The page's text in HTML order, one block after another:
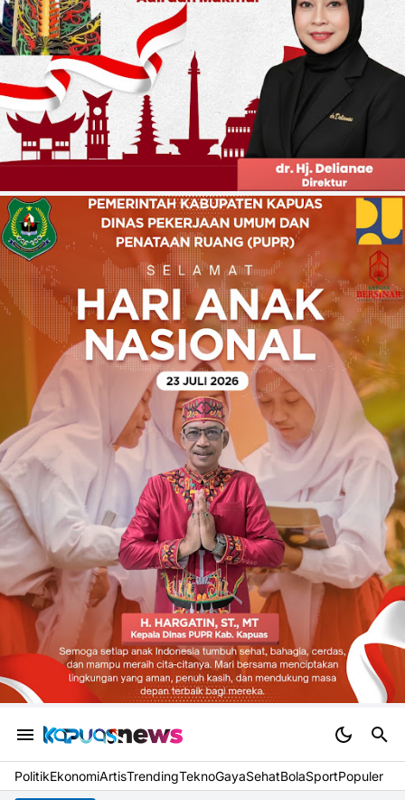
PolitikEkonomiArtisTrendingTeknoGayaSehatBolaSportPopuler